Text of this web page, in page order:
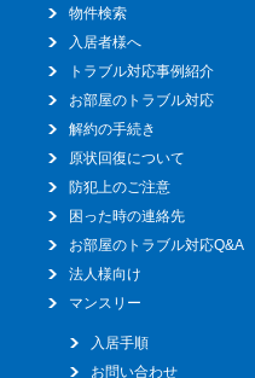
物件検索
入居者様へ
トラブル対応事例紹介
お部屋のトラブル対応
解約の手続き
原状回復について
防犯上のご注意
困った時の連絡先
お部屋のトラブル対応Q&A
法人様向け
マンスリー
入居手順
お問い合わせ